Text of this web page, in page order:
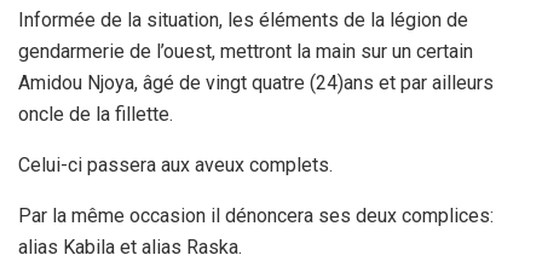
Informée de la situation, les éléments de la légion de
gendarmerie de l’ouest, mettront la main sur un certain
Amidou Njoya, âgé de vingt quatre (24)ans et par ailleurs
oncle de la fillette.
Celui-ci passera aux aveux complets.
Par la même occasion il dénoncera ses deux complices:
alias Kabila et alias Raska.